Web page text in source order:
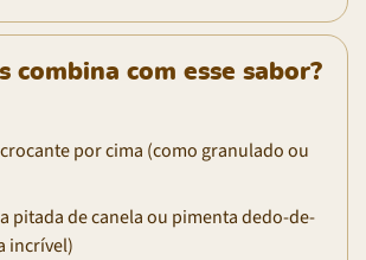
combina com esse sabor?
por cima (como granulado ou
pitada de canela ou pimenta dedo-de-
incrível)